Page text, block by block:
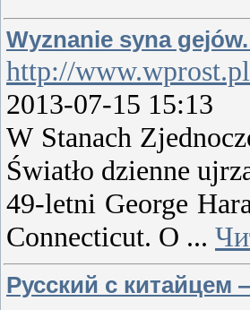
Wyznanie syna
http://
2013-07-15 15:13
W Stanach
Światło dzienne
49-letni George
Connecticut. O ...
Русский с китайцем